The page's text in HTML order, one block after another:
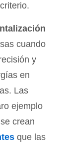
cuando
y
en
Las
ejemplo
crean
que las